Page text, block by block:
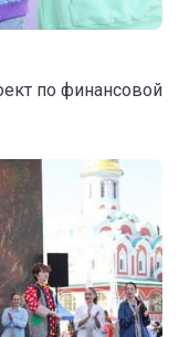
по финансовой